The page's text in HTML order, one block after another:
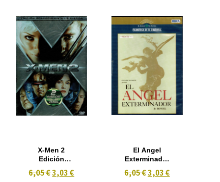
X-Men 2
Edición
Coleccionista
2 dvd
6,05 €3,03 €
El Angel
Exterminador
(1962)
6,05 €3,03 €